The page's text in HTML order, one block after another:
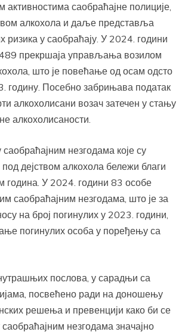
активностима саобраћајне полиције,
алкохола и даље представља
ризика у саобраћају. У 2024. години
прекршаја управљања возилом
што је повећање од осам одсто
годину. Посебно забрињава податак
алкохолисани возач затечен у стању
алкохолисаности.
саобраћајним незгодама које су
дејством алкохола бележи благи
година. У 2024. години 83 особе
саобраћајним незгодама, што је за
на број погинулих у 2023. години,
погинулих особа у поређењу са
послова, у сарадњи са
посвећено ради на доношењу
решења и превенцији како би се
саобраћајним незгодама значајно